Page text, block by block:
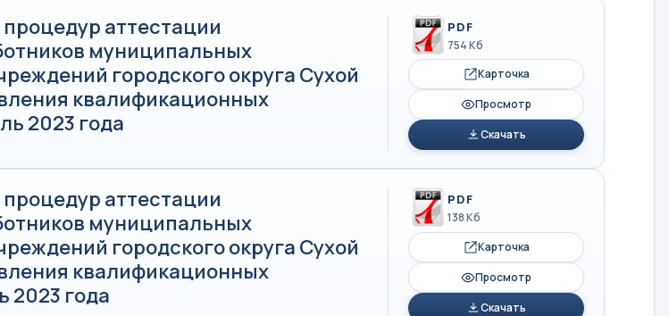
аттестации
муниципальных
городского округа Сухой
квалификационных
2023 года
PDF
754 Кб
Карточка
Просмотр
Скачать
аттестации
муниципальных
городского округа Сухой
квалификационных
2023 года
PDF
138 Кб
Карточка
Просмотр
Скачать